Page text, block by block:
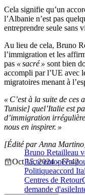
Cela signifie qu’un
l’Albanie n’est pas
entreprendre seule sans
Au lieu de cela, Bruno
l’immigration et les
pas « sacré » sont bien
accompli par l’UE avec
migratoires menant à
« C’est à la suite de ces
Tunisie] quel’Italie est
d’immigration
nous en inspirer. »
Bruno Retailleau
Pacte européen
[Édité par Anna
Oct 15, 2024 - 17:42
Politiqueaccord
Centres de Retour
demande d'asile